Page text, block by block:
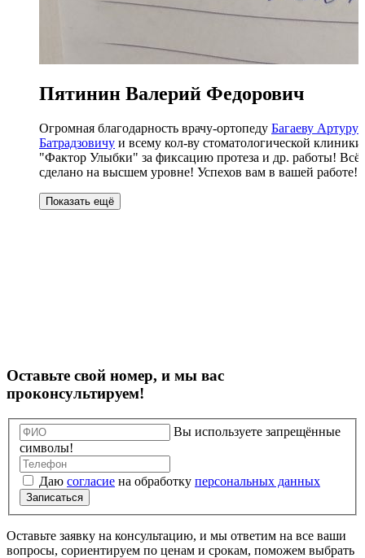
Пятинин Валерий Федорович
Огромная благодарность врачу-ортопеду Багаеву Артуру
Батрадзовичу и всему кол-ву стоматологической клиники
"Фактор Улыбки" за фиксацию протеза и др. работы! Всё
сделано на высшем уровне! Успехов вам в вашей работе!
Оставьте свой номер, и мы вас
проконсультируем!
Вы используете запрещённые
символы!
Даю согласие на обработку персональных данных
Записаться
Оставьте заявку на консультацию, и мы ответим на все ваши
вопросы, сориентируем по ценам и срокам, поможем выбрать